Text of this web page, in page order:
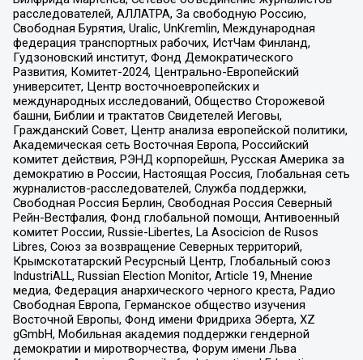
расследователей, АЛЛАТРА, За свободную Россию,
Свободная Бурятия, Uralic, UnKremlin, Международная
федерация транспортных рабочих, ИстЧам Финланд,
Гудзоновский институт, Фонд Демократического
Развития, Комитет-2024, Центрально-Европейский
университет, Центр восточноевропейских и
международных исследований, Общество Сторожевой
башни, Библии и трактатов Свидетелей Иеговы,
Гражданский Совет, Центр анализа европейской политики,
Академическая сеть Восточная Европа, Российский
комитет действия, РЭНД корпорейшн, Русская Америка за
демократию в России, Настоящая Россия, Глобальная сеть
журналистов-расследователей, Служба поддержки,
Свободная Россия Берлин, Свободная Россия Северный
Рейн-Вестфалия, Фонд глобальной помощи, Антивоенный
комитет России, Russie-Libertes, La Asocicion de Rusos
Libres, Союз за возвращение Северных территорий,
Крымскотатарский Ресурсный Центр, Глобальный союз
IndustriALL, Russian Election Monitor, Article 19, Мнение
медиа, Федерация анархического черного креста, Радио
Свободная Европа, Германское общество изучения
Восточной Европы, Фонд имени Фридриха Эберта, XZ
gGmbH, Мобильная академия поддержки гендерной
демократии и миротворчества, Форум имени Льва